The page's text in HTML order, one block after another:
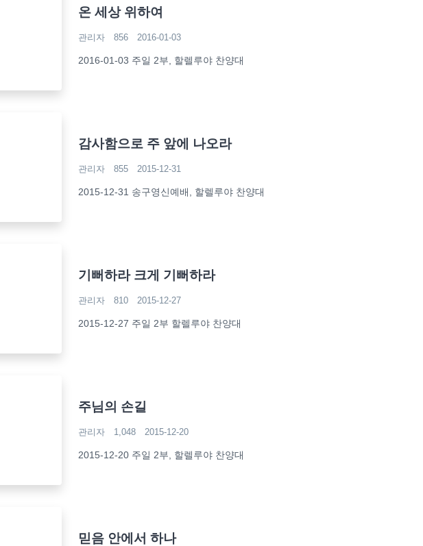
온 세상 위하여
관리자 856 2016-01-03
2016-01-03 주일 2부, 할렐루야 찬양대
감사함으로 주 앞에 나오라
관리자 855 2015-12-31
2015-12-31 송구영신예배, 할렐루야 찬양대
기뻐하라 크게 기뻐하라
관리자 810 2015-12-27
2015-12-27 주일 2부 할렐루야 찬양대
주님의 손길
관리자 1,048 2015-12-20
2015-12-20 주일 2부, 할렐루야 찬양대
믿음 안에서 하나